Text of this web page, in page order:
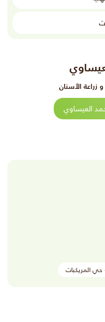
زراعة الأسنان
العيساوي
حي المريكبات